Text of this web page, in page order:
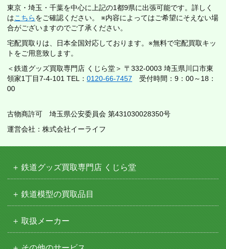
東京・埼玉・千葉を中心に上記の1都9県に出張可能です。詳しく
はこちらをご確認ください。 ※内容によってはご希望にそえない場
合がございますのでご了承ください。
宅配買取りは、日本全国対応しております。※無料で宅配買取キッ
トをご用意致します。
＜鉄道グッズ買取専門店 くじら堂＞ 〒332-0003 埼玉県川口市東
領家1丁目7-4-101 TEL： 0120-66-7457 受付時間：9：00～18：
00
古物商許可 埼玉県公安委員会 第431030028350号
運営会社：株式会社イーライフ
鉄道グッズ買取専門店 くじら堂
鉄道模型の買取品目
取扱メーカー